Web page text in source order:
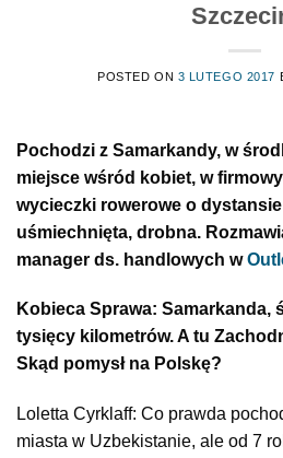
POSTED ON 3 LUTEGO 2017
Pochodzi z Samarkandy, w
miejsce wśród kobiet, w
wycieczki rowerowe o dystansie
uśmiechnięta, drobna.
manager ds. handlowych w
Kobieca Sprawa: Samarkanda,
tysięcy kilometrów. A tu
Skąd pomysł na Polskę?
Loletta Cyrklaff: Co prawda
miasta w Uzbekistanie, ale od 7